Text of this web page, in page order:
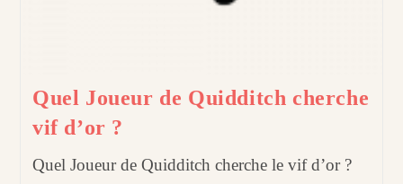
Quel Joueur de Quidditch cherche
vif d’or ?
Quel Joueur de Quidditch cherche le vif d’or ?